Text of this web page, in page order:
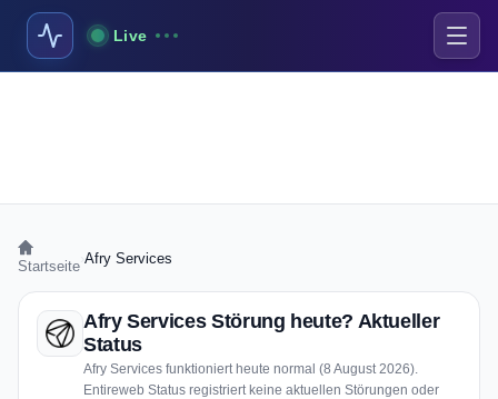
Live
Startseite Afry Services
Afry Services Störung heute? Aktueller
Status
Afry Services funktioniert heute normal (8 August 2026).
Entireweb Status registriert keine aktuellen Störungen oder